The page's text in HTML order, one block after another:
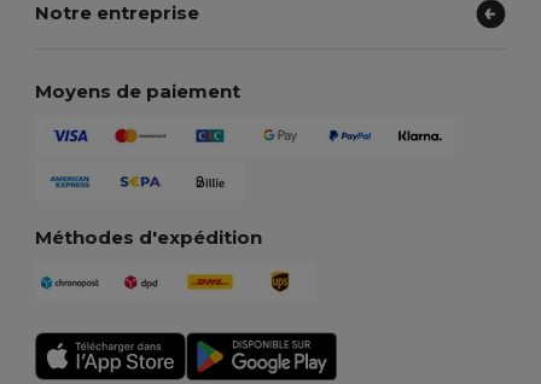
Notre entreprise
Moyens de paiement
Méthodes d'expédition